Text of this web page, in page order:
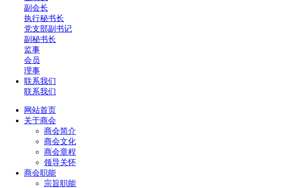
副会长
执行秘书长
党支部副书记
副秘书长
监事
会员
理事
联系我们
联系我们
网站首页
关于商会
商会简介
商会文化
商会章程
领导关怀
商会职能
宗旨职能